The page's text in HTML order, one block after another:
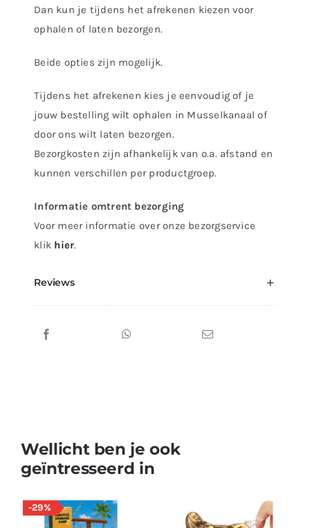
aantal
Dan kun je tijdens het afrekenen kiezen voor
ophalen of laten bezorgen.
Beide opties zijn mogelijk.
Tijdens het afrekenen kies je eenvoudig of je
jouw bestelling wilt ophalen in Musselkanaal of
door ons wilt laten bezorgen.
Bezorgkosten zijn afhankelijk van o.a. afstand en
kunnen verschillen per productgroep.
Informatie omtrent bezorging
Voor meer informatie over onze bezorgservice
klik hier.
Reviews
Wellicht ben je ook
geïntresseerd in
-29%